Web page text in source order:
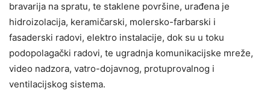
bravarija na spratu, te staklene površine, urađena je
hidroizolacija, keramičarski, molersko-farbarski i
fasaderski radovi, elektro instalacije, dok su u toku
podopolagački radovi, te ugradnja komunikacijske mreže,
video nadzora, vatro-dojavnog, protuprovalnog i
ventilacijskog sistema.